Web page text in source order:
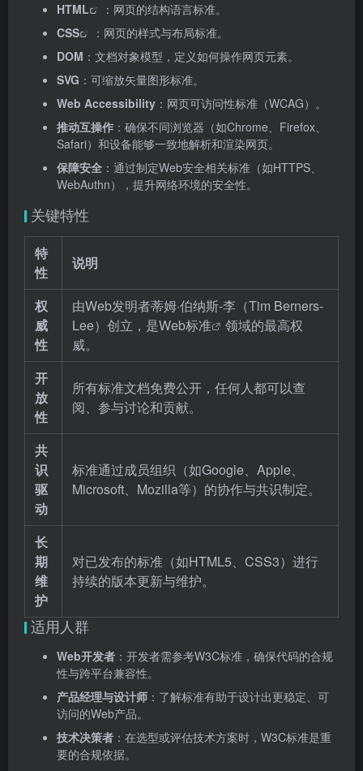
HTML
：网页的结构语言标准。
CSS
：网页的样式与布局标准。
DOM ：文档对象模型，定义如何操作网页元素。
SVG ：可缩放矢量图形标准。
Web Accessibility ：网页可访问性标准（WCAG）。
推动互操作 ：确保不同浏览器（如Chrome、Firefox、
Safari）和设备能够一致地解析和渲染网页。
保障安全 ：通过制定Web安全相关标准（如HTTPS、
WebAuthn），提升网络环境的安全性。
关键特性
特
性
说明
权
威
性
由Web发明者蒂姆·伯纳斯-李（Tim Berners-
Lee）创立，是Web标准
领域的最高权
威。
开
放
性
所有标准文档免费公开，任何人都可以查
阅、参与讨论和贡献。
共
识
驱
动
标准通过成员组织（如Google、Apple、
Microsoft、Mozilla等）的协作与共识制定。
长
期
维
护
对已发布的标准（如HTML5、CSS3）进行
持续的版本更新与维护。
适用人群
Web开发者 ：开发者需参考W3C标准，确保代码的合规
性与跨平台兼容性。
产品经理与设计师 ：了解标准有助于设计出更稳定、可
访问的Web产品。
技术决策者 ：在选型或评估技术方案时，W3C标准是重
要的合规依据。